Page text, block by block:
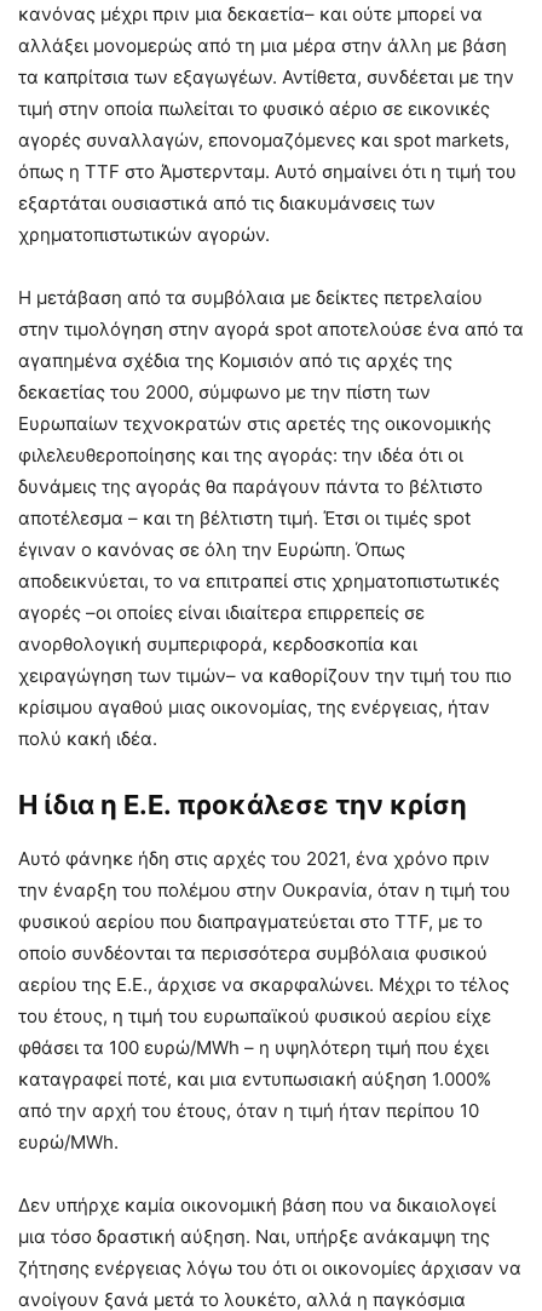
κανόνας μέχρι πριν μια δεκαετία– και ούτε μπορεί να
αλλάξει μονομερώς από τη μια μέρα στην άλλη με βάση
τα καπρίτσια των εξαγωγέων. Αντίθετα, συνδέεται με την
τιμή στην οποία πωλείται το φυσικό αέριο σε εικονικές
αγορές συναλλαγών, επονομαζόμενες και spot markets,
όπως η TTF στο Άμστερνταμ. Αυτό σημαίνει ότι η τιμή του
εξαρτάται ουσιαστικά από τις διακυμάνσεις των
χρηματοπιστωτικών αγορών.
Η μετάβαση από τα συμβόλαια με δείκτες πετρελαίου
στην τιμολόγηση στην αγορά spot αποτελούσε ένα από τα
αγαπημένα σχέδια της Κομισιόν από τις αρχές της
δεκαετίας του 2000, σύμφωνο με την πίστη των
Ευρωπαίων τεχνοκρατών στις αρετές της οικονομικής
φιλελευθεροποίησης και της αγοράς: την ιδέα ότι οι
δυνάμεις της αγοράς θα παράγουν πάντα το βέλτιστο
αποτέλεσμα – και τη βέλτιστη τιμή. Έτσι οι τιμές spot
έγιναν ο κανόνας σε όλη την Ευρώπη. Όπως
αποδεικνύεται, το να επιτραπεί στις χρηματοπιστωτικές
αγορές –οι οποίες είναι ιδιαίτερα επιρρεπείς σε
ανορθολογική συμπεριφορά, κερδοσκοπία και
χειραγώγηση των τιμών– να καθορίζουν την τιμή του πιο
κρίσιμου αγαθού μιας οικονομίας, της ενέργειας, ήταν
πολύ κακή ιδέα.
Η ίδια η Ε.Ε. προκάλεσε την κρίση
Αυτό φάνηκε ήδη στις αρχές του 2021, ένα χρόνο πριν
την έναρξη του πολέμου στην Ουκρανία, όταν η τιμή του
φυσικού αερίου που διαπραγματεύεται στο TTF, με το
οποίο συνδέονται τα περισσότερα συμβόλαια φυσικού
αερίου της Ε.Ε., άρχισε να σκαρφαλώνει. Μέχρι το τέλος
του έτους, η τιμή του ευρωπαϊκού φυσικού αερίου είχε
φθάσει τα 100 ευρώ/MWh – η υψηλότερη τιμή που έχει
καταγραφεί ποτέ, και μια εντυπωσιακή αύξηση 1.000%
από την αρχή του έτους, όταν η τιμή ήταν περίπου 10
ευρώ/MWh.
Δεν υπήρχε καμία οικονομική βάση που να δικαιολογεί
μια τόσο δραστική αύξηση. Ναι, υπήρξε ανάκαμψη της
ζήτησης ενέργειας λόγω του ότι οι οικονομίες άρχισαν να
ανοίγουν ξανά μετά το λουκέτο, αλλά η παγκόσμια